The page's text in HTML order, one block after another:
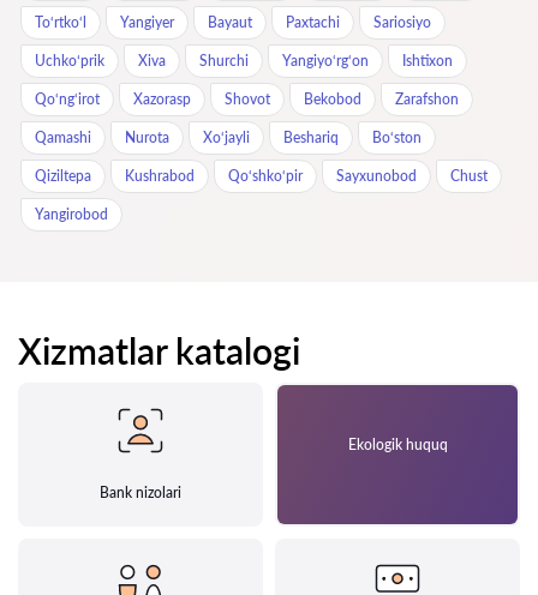
To‘rtko‘l Yangiyer Bayaut Paxtachi Sariosiyo
Uchkoʻprik Xiva Shurchi Yangiyo‘rg‘on Ishtixon
Qo‘ng‘irot Xazorasp Shovot Bekobod Zarafshon
Qamashi Nurota Xo‘jayli Beshariq Bo‘ston
Qiziltepa Kushrabod Qo‘shko‘pir Sayxunobod Chust
Yangirobod
Xizmatlar katalogi
Bank nizolari
Ekologik huquq